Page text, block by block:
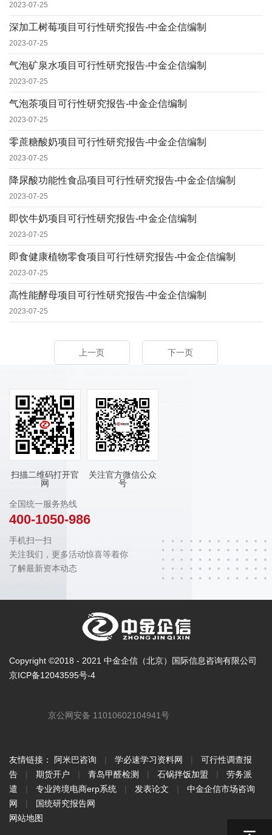
2023-07-25
深加工树莓项目可行性研究报告-中金企信编制
2023-07-25
气泡矿泉水项目可行性研究报告-中金企信编制
2023-07-25
气泡茶项目可行性研究报告-中金企信编制
2023-07-25
零蔗糖酸奶项目可行性研究报告-中金企信编制
2023-07-25
降尿酸功能性食品项目可行性研究报告-中金企信编制
2023-07-25
即饮牛奶项目可行性研究报告-中金企信编制
2023-07-25
即食健康植物零食项目可行性研究报告-中金企信编制
2023-07-25
高性能酵母项目可行性研究报告-中金企信编制
2023-07-25
上一页 下一页
扫描二维码打开官
网
关注官方微信公众
号
全国统一服务热线
400-1050-986
手机扫一扫
关注我们，更多活动惊喜等着你
了解最新资本动态
Copyright ©2018 - 2021 中金企信（北京）国际信息咨询有限公司
京ICP备12043595号-4
京公网安备 11010602104941号
友情链接： 阿米巴咨询 | 学必速学习资料网 |
可行性调查报
告
| 期货开户 | 青岛甲醛检测 | 石锅拌饭加盟 |
劳务派
遣
| 专业跨境电商erp系统 | 发表论文 |
中金企信市场咨询
网
|
国统研究报告网
网站地图